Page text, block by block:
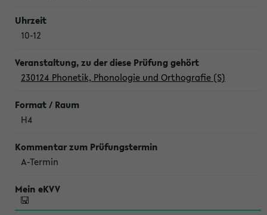
10-12
230124 Phonetik, Phonologie und Orthografie (S)
H4
A-Termin